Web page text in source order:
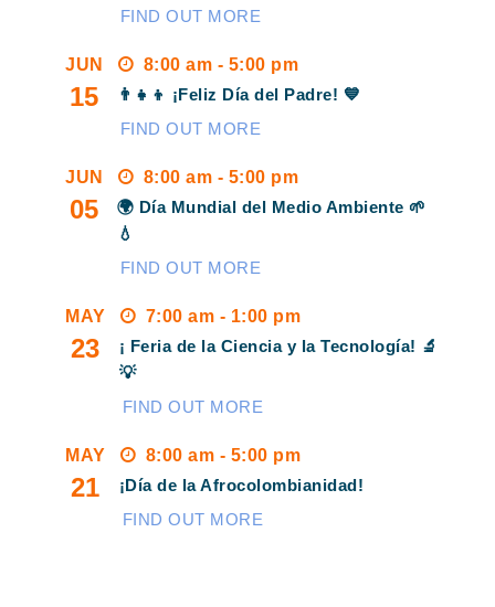
FIND OUT MORE
JUN
15
8:00 am - 5:00 pm
👨‍👧‍👦 ¡Feliz Día del Padre! 💙
FIND OUT MORE
JUN
05
8:00 am - 5:00 pm
🌍 Día Mundial del Medio Ambiente 🌱
💧
FIND OUT MORE
MAY
23
7:00 am - 1:00 pm
¡ Feria de la Ciencia y la Tecnología! 🔬
💡
FIND OUT MORE
MAY
21
8:00 am - 5:00 pm
¡Día de la Afrocolombianidad!
FIND OUT MORE